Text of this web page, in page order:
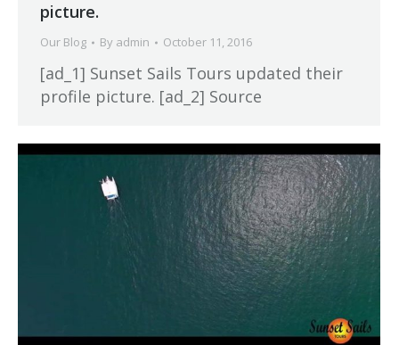
picture.
Our Blog By admin October 11, 2016
[ad_1] Sunset Sails Tours updated their
profile picture. [ad_2] Source